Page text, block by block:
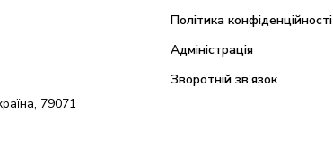
79071
Політика конфіденційності
Адміністрація
Зворотній зв’язок